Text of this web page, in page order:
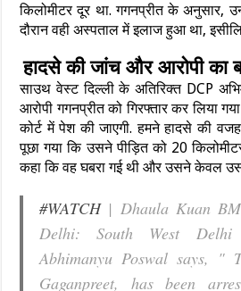
किलोमीटर दूर था. गगनप्रीत के अनुसार,
दौरान वही अस्पताल में इलाज हुआ था,
हादसे की जांच और आरोपी का
साउथ वेस्ट दिल्ली के अतिरिक्त DCP
आरोपी गगनप्रीत को गिरफ्तार कर लिया
कोर्ट में पेश की जाएगी. हमने हादसे की
पूछा गया कि उसने पीड़ित को 20
कहा कि वह घबरा गई थी और उसने केवल उस
#WATCH| Dhaula Kuan
Delhi: South West Delhi
Abhimanyu Poswal says, "
Gaganpreet, has been